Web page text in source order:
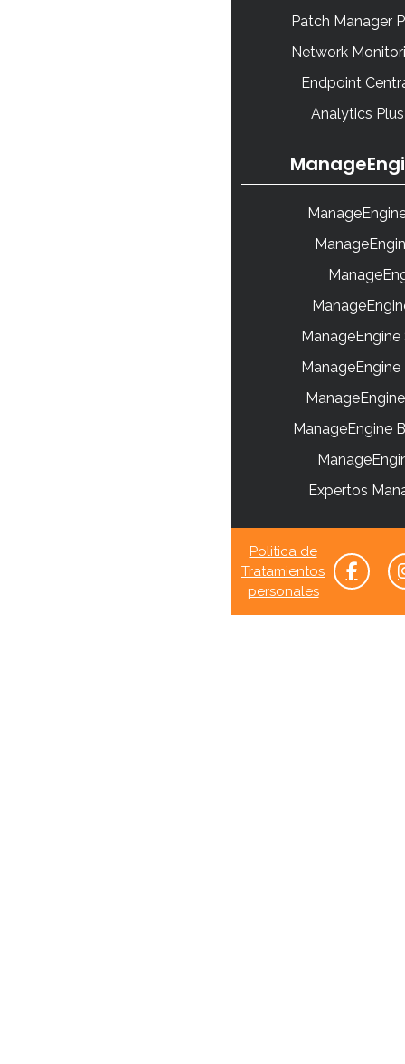
Patch Manager
Network
Endpoint
Analytics
ManageEngine
ManageEngine
Expertos
Politica de
Tratamientos
personales